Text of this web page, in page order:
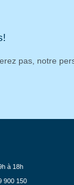
pas, notre
à 18h
900 150